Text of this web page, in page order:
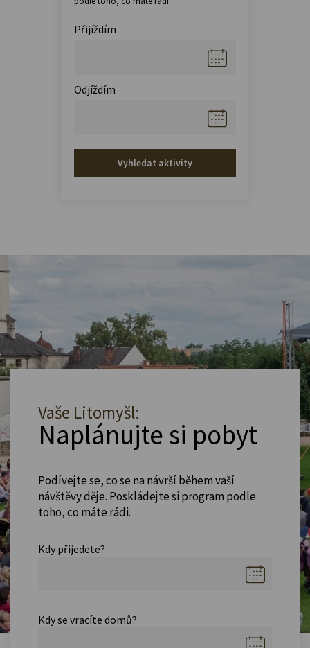
Přijíždím
Odjíždím
Vyhledat aktivity
Vaše Litomyšl:
Naplánujte si pobyt
Podívejte se, co se na návrší během vaší
návštěvy děje. Poskládejte si program podle
toho, co máte rádi.
Kdy přijedete?
Kdy se vracíte domů?